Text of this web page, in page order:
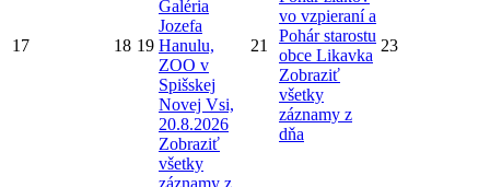
17 18 19
Galéria
Jozefa
Hanulu,
ZOO v
Spišskej
Novej Vsi,
20.8.2026
Zobraziť
všetky
záznamy z
21
vo vzpieraní a
Pohár starostu
obce Likavka
Zobraziť
všetky
záznamy z
dňa
23